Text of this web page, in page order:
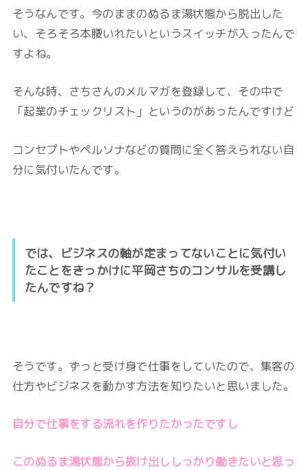
そうなんです。今のままのぬるま湯状態から脱出した
い、そろそろ本腰いれたいというスイッチが入ったんで
すよね。
そんな時、さちさんのメルマガを登録して、その中で
「起業のチェックリスト」というのがあったんですけど
コンセプトやペルソナなどの質問に全く答えられない自
分に気付いたんです。
では、ビジネスの軸が定まってないことに気付い
たことをきっかけに平岡さちのコンサルを受講し
たんですね？
そうです。ずっと受け身で仕事をしていたので、 集客の
仕方やビジネスを動かす方法を知りたいと思いました。
自分で仕事をする流れを作りたかったですし
このぬるま湯状態から抜け出ししっかり働きたいと思っ